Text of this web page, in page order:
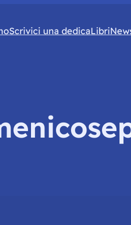
Scrivici una dedicaLibri